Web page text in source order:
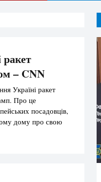
ракет
– CNN
Україні ракет
Про це
посадовців,
дому про свою
Дональда